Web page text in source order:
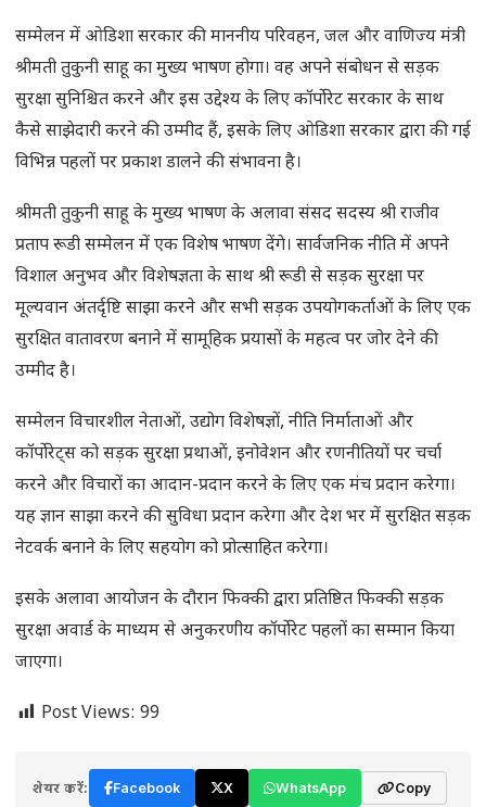
सम्मेलन में ओडिशा सरकार की माननीय परिवहन, जल और वाणिज्य मंत्री
श्रीमती तुकुनी साहू का मुख्य भाषण होगा। वह अपने संबोधन से सड़क
सुरक्षा सुनिश्चित करने और इस उद्देश्य के लिए कॉर्पोरेट सरकार के साथ
कैसे साझेदारी करने की उम्मीद हैं, इसके लिए ओडिशा सरकार द्वारा की गई
विभिन्न पहलों पर प्रकाश डालने की संभावना है।
श्रीमती तुकुनी साहू के मुख्य भाषण के अलावा संसद सदस्य श्री राजीव
प्रताप रूडी सम्मेलन में एक विशेष भाषण देंगे। सार्वजनिक नीति में अपने
विशाल अनुभव और विशेषज्ञता के साथ श्री रूडी से सड़क सुरक्षा पर
मूल्यवान अंतर्दृष्टि साझा करने और सभी सड़क उपयोगकर्ताओं के लिए एक
सुरक्षित वातावरण बनाने में सामूहिक प्रयासों के महत्व पर जोर देने की
उम्मीद है।
सम्मेलन विचारशील नेताओं, उद्योग विशेषज्ञों, नीति निर्माताओं और
कॉर्पोरेट्स को सड़क सुरक्षा प्रथाओं, इनोवेशन और रणनीतियों पर चर्चा
करने और विचारों का आदान-प्रदान करने के लिए एक मंच प्रदान करेगा।
यह ज्ञान साझा करने की सुविधा प्रदान करेगा और देश भर में सुरक्षित सड़क
नेटवर्क बनाने के लिए सहयोग को प्रोत्साहित करेगा।
इसके अलावा आयोजन के दौरान फिक्की द्वारा प्रतिष्ठित फिक्की सड़क
सुरक्षा अवार्ड के माध्यम से अनुकरणीय कॉर्पोरेट पहलों का सम्मान किया
जाएगा।
Post Views: 99
शेयर करें: Facebook X WhatsApp Copy